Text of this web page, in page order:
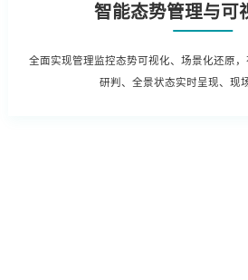
智能态势管理与可
全面实现管理监控态势可视化、场景化还原
研判、全景状态实时呈现、现